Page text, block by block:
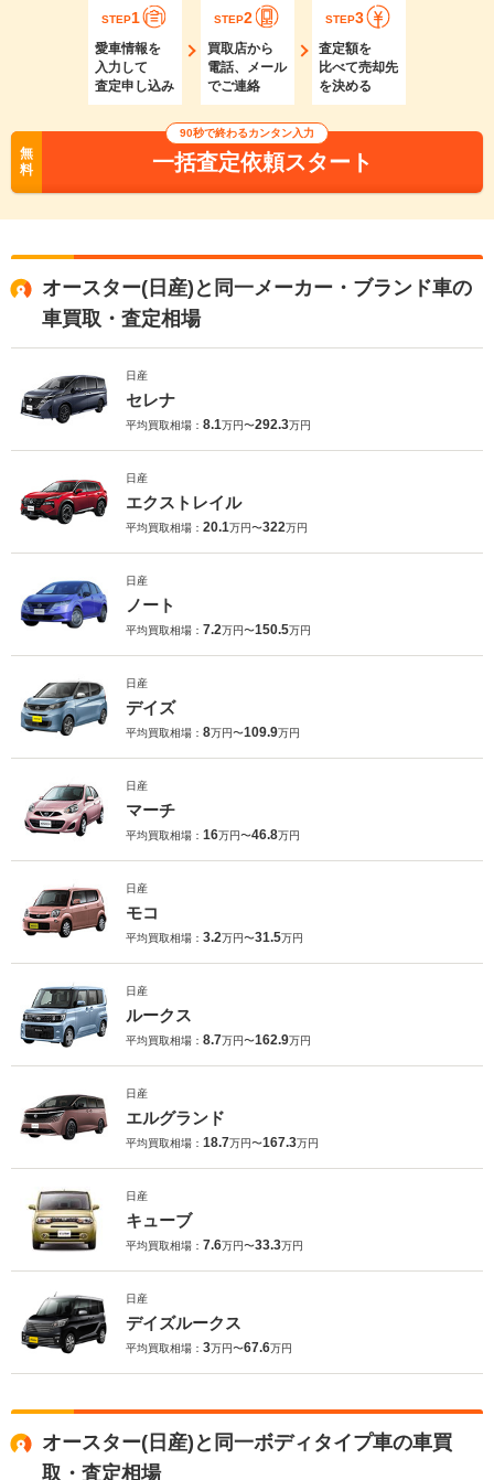
STEP1
愛車情報を
入力して
査定申し込み
STEP2
買取店から
電話、メール
でご連絡
STEP3
査定額を
比べて売却先
を決める
無
料
90秒で終わるカンタン入力
一括査定依頼スタート
オースター(日産)と同一メーカー・ブランド車の
車買取・査定相場
日産
セレナ
平均買取相場： 8.1万円〜292.3万円
日産
エクストレイル
平均買取相場： 20.1万円〜322万円
日産
ノート
平均買取相場： 7.2万円〜150.5万円
日産
デイズ
平均買取相場： 8万円〜109.9万円
日産
マーチ
平均買取相場： 16万円〜46.8万円
日産
モコ
平均買取相場： 3.2万円〜31.5万円
日産
ルークス
平均買取相場： 8.7万円〜162.9万円
日産
エルグランド
平均買取相場： 18.7万円〜167.3万円
日産
キューブ
平均買取相場： 7.6万円〜33.3万円
日産
デイズルークス
平均買取相場： 3万円〜67.6万円
オースター(日産)と同一ボディタイプ車の車買
取・査定相場